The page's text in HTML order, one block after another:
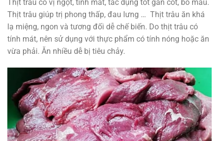
Thịt trâu có vị ngọt, tính mát, tác dụng tốt gân cốt, bổ máu.
Thịt trâu giúp trị phong thấp, đau lưng … Thịt trâu ăn khá
lạ miệng, ngon và tương đối dễ chế biến. Do thịt trâu có
tính mát, nên sử dụng với thực phẩm có tính nóng hoặc ăn
vừa phải. Ăn nhiều dễ bị tiêu chảy.